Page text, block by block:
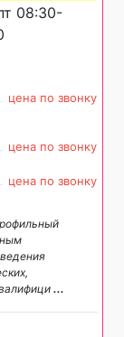
08:30-
цена по звонку
цена по звонку
цена по звонку
...